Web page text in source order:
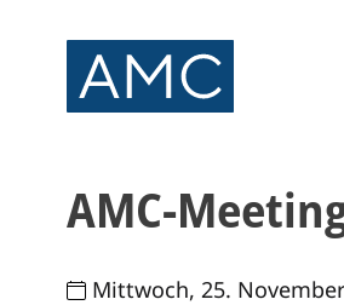
AMC-
Mittwoch, 25.